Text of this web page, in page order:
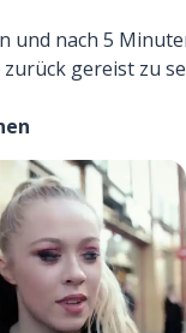
und nach 5
gereist zu